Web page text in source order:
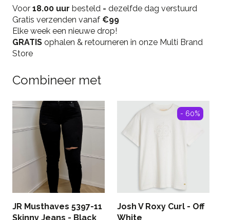
Bottom
-
Brown
quantity
Voor 18.00 uur besteld = dezelfde dag verstuurd
Gratis verzenden vanaf €99
Elke week een nieuwe drop!
GRATIS ophalen & retourneren in onze Multi Brand
Store
Combineer met
JR Musthaves 5397-11
Skinny Jeans - Black
- 60%
Josh V Roxy Curl - Off
White